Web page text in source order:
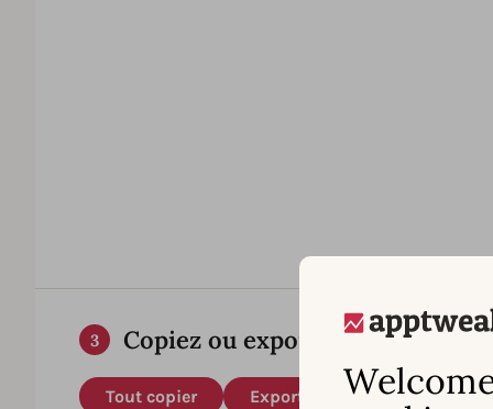
3 Copiez ou exportez vos mots-
Tout copier Exporter au format CSV